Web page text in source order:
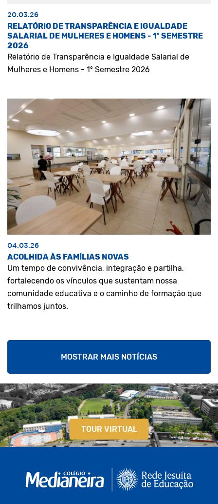
20.03.26
RELATÓRIO DE TRANSPARÊNCIA E IGUALDADE
SALARIAL DE MULHERES E HOMENS - 1º SEMESTRE
2026
Relatório de Transparência e Igualdade Salarial de
Mulheres e Homens - 1º Semestre 2026
04.03.26
ACOLHIDA ÀS FAMÍLIAS NOVAS
Um tempo de convivência, integração e partilha,
fortalecendo os vínculos que sustentam nossa
comunidade educativa e o caminho de formação que
trilhamos juntos.
MOSTRAR MAIS NOTÍCIAS
TOUR VIRTUAL